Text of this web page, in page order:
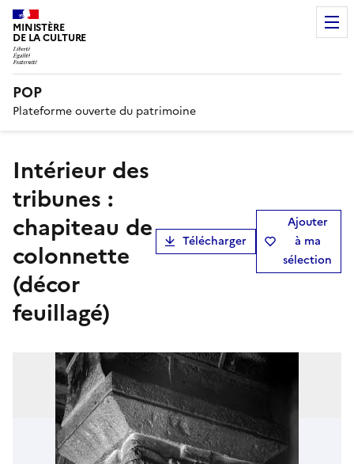
MINISTÈRE
DE LA CULTURE
POP
Plateforme ouverte du patrimoine
Intérieur des
tribunes :
chapiteau de
colonnette
(décor
feuillagé)
Télécharger
Ajouter
à ma
sélection